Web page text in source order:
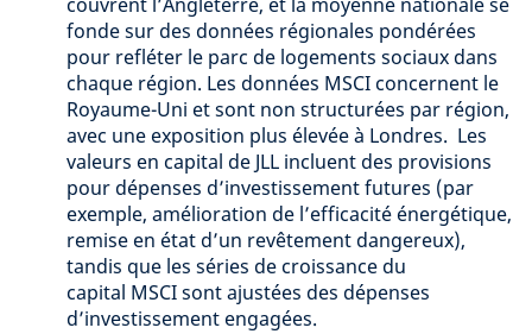
fonde sur des données régionales pondérées
pour refléter le parc de logements sociaux dans
chaque région. Les données MSCI concernent le
Royaume-Uni et sont non structurées par région,
avec une exposition plus élevée à Londres. Les
valeurs en capital de JLL incluent des provisions
pour dépenses d’investissement futures (par
exemple, amélioration de l’efficacité énergétique,
remise en état d’un revêtement dangereux),
tandis que les séries de croissance du
capital MSCI sont ajustées des dépenses
d’investissement engagées.